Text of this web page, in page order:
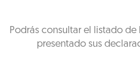
Podrás consultar el listado
presentado sus